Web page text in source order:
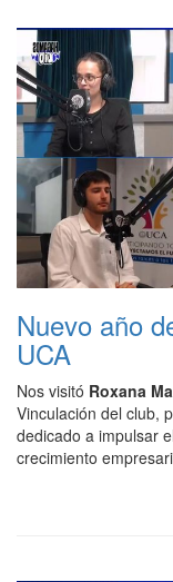
Nuevo año
UCA
Nos visitó Roxana
Vinculación del club,
dedicado a impulsar
crecimiento